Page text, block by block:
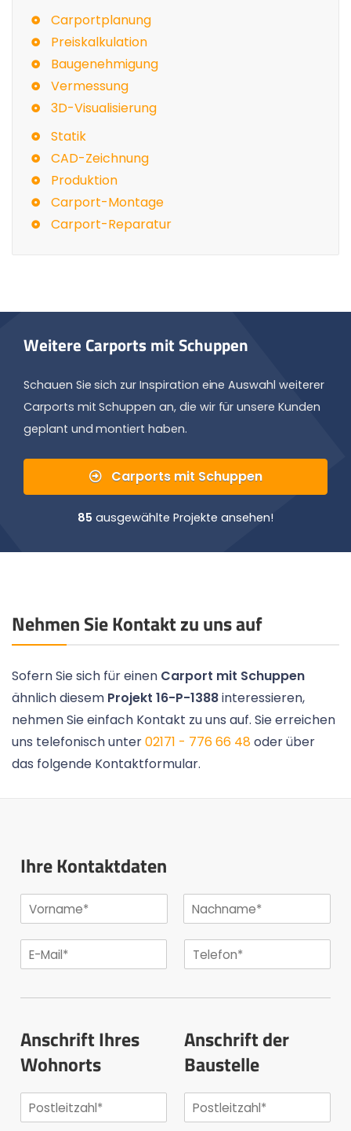
Carportplanung
Preiskalkulation
Baugenehmigung
Vermessung
3D-Visualisierung
Statik
CAD-Zeichnung
Produktion
Carport-Montage
Carport-Reparatur
Weitere Carports mit Schuppen
Schauen Sie sich zur Inspiration eine Auswahl weiterer
Carports mit Schuppen an, die wir für unsere Kunden
geplant und montiert haben.
Carports mit Schuppen
85 ausgewählte Projekte ansehen!
Nehmen Sie Kontakt zu uns auf
Sofern Sie sich für einen Carport mit Schuppen
ähnlich diesem Projekt 16-P-1388interessieren,
nehmen Sie einfach Kontakt zu uns auf. Sie erreichen
uns telefonisch unter02171 - 776 66 48oder über
das folgende Kontaktformular.
Ihre Kontaktdaten
Anschrift Ihres
Wohnorts
Anschrift der
Baustelle